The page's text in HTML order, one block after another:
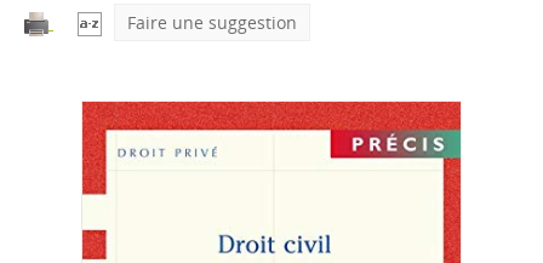
Faire une suggestion